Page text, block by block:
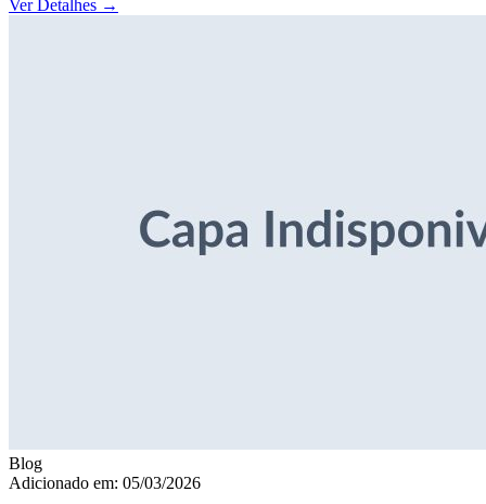
Ver Detalhes →
Blog
Adicionado em: 05/03/2026